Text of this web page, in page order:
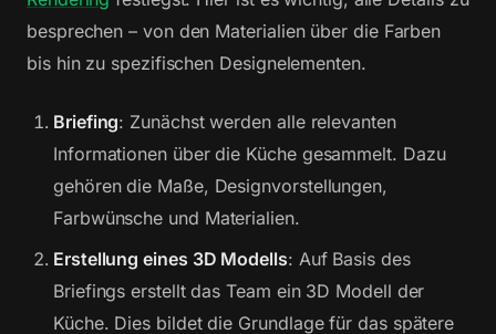
besprechen – von den Materialien über die Farben
bis hin zu spezifischen Designelementen.
Briefing: Zunächst werden alle relevanten
Informationen über die Küche gesammelt. Dazu
gehören die Maße, Designvorstellungen,
Farbwünsche und Materialien.
Erstellung eines 3D Modells: Auf Basis des
Briefings erstellt das Team ein 3D Modell der
Küche. Dies bildet die Grundlage für das spätere